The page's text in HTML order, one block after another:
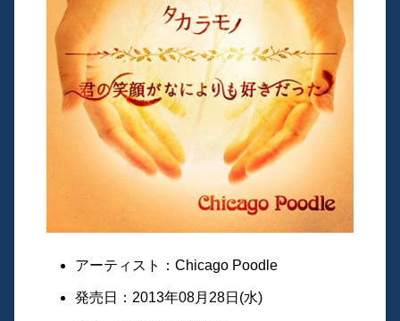
アーティスト：Chicago Poodle
発売日：2013年08月28日(水)